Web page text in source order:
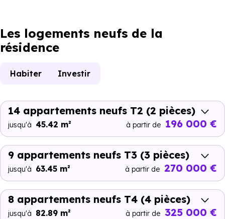
Les logements neufs de la
résidence
Habiter Investir
14 appartements neufs T2 (2 pièces)
jusqu'à 45.42 m² à partir de 196 000 €
9 appartements neufs T3 (3 pièces)
jusqu'à 63.45 m² à partir de 270 000 €
8 appartements neufs T4 (4 pièces)
jusqu'à 82.89 m² à partir de 325 000 €